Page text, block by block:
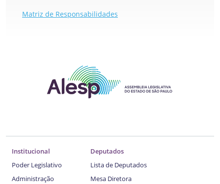
Matriz de Responsabilidades
Institucional
Poder Legislativo
Administração
Deputados
Lista de Deputados
Mesa Diretora